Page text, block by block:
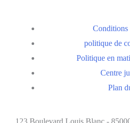
Conditions
politique de
Politique en
Centre
Plan